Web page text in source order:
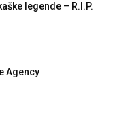
legende – R.I.P.
Agency